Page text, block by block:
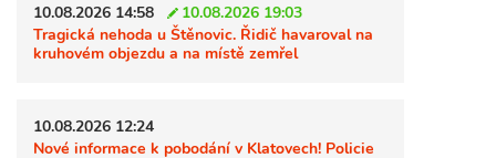
10.08.2026 14:58
10.08.2026 19:03
Tragická nehoda u Štěnovic. Řidič havaroval na
kruhovém objezdu a na místě zemřel
10.08.2026 12:24
Nové informace k pobodání v Klatovech! Policie